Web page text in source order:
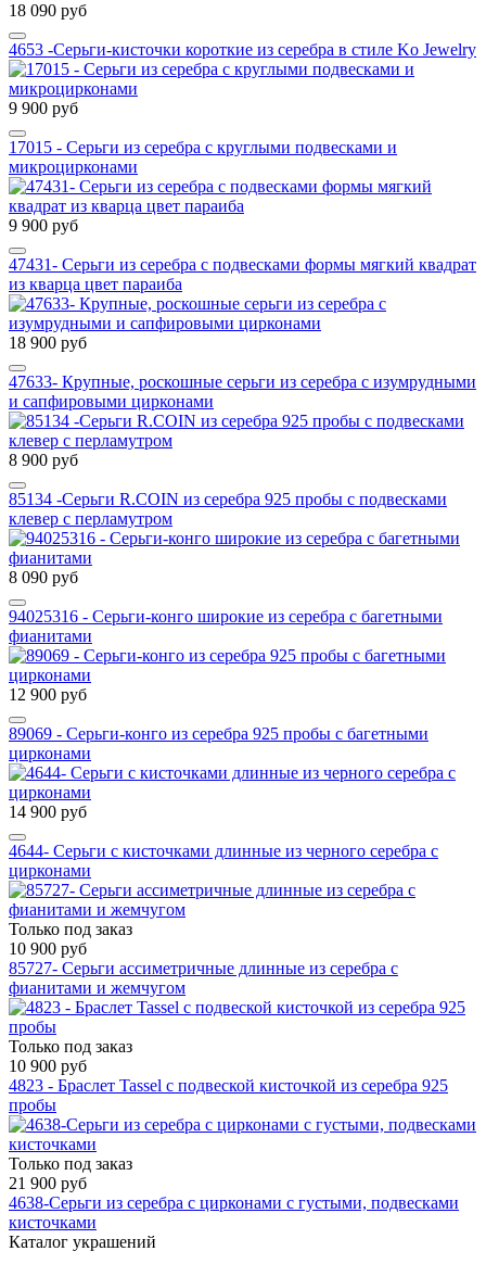
18 090 руб
4653 -Серьги-кисточки короткие из серебра в стиле Ko Jewelry
9 900 руб
17015 - Серьги из серебра с круглыми подвесками и
микроцирконами
9 900 руб
47431- Серьги из серебра с подвесками формы мягкий квадрат
из кварца цвет параиба
18 900 руб
47633- Крупные, роскошные серьги из серебра с изумрудными
и сапфировыми цирконами
8 900 руб
85134 -Серьги R.COIN из серебра 925 пробы с подвесками
клевер с перламутром
8 090 руб
94025316 - Серьги-конго широкие из серебра с багетными
фианитами
12 900 руб
89069 - Серьги-конго из серебра 925 пробы с багетными
цирконами
14 900 руб
4644- Серьги с кисточками длинные из черного серебра с
цирконами
Только под заказ
10 900 руб
85727- Серьги ассиметричные длинные из серебра с
фианитами и жемчугом
Только под заказ
10 900 руб
4823 - Браслет Tassel с подвеской кисточкой из серебра 925
пробы
Только под заказ
21 900 руб
4638-Серьги из серебра с цирконами c густыми, подвесками
кисточками
Каталог украшений